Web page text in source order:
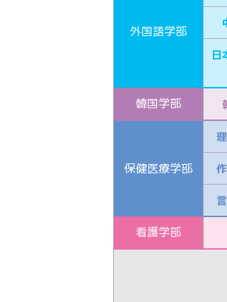
外国語学部
日
韓国学部
保健医療学部
看護学部